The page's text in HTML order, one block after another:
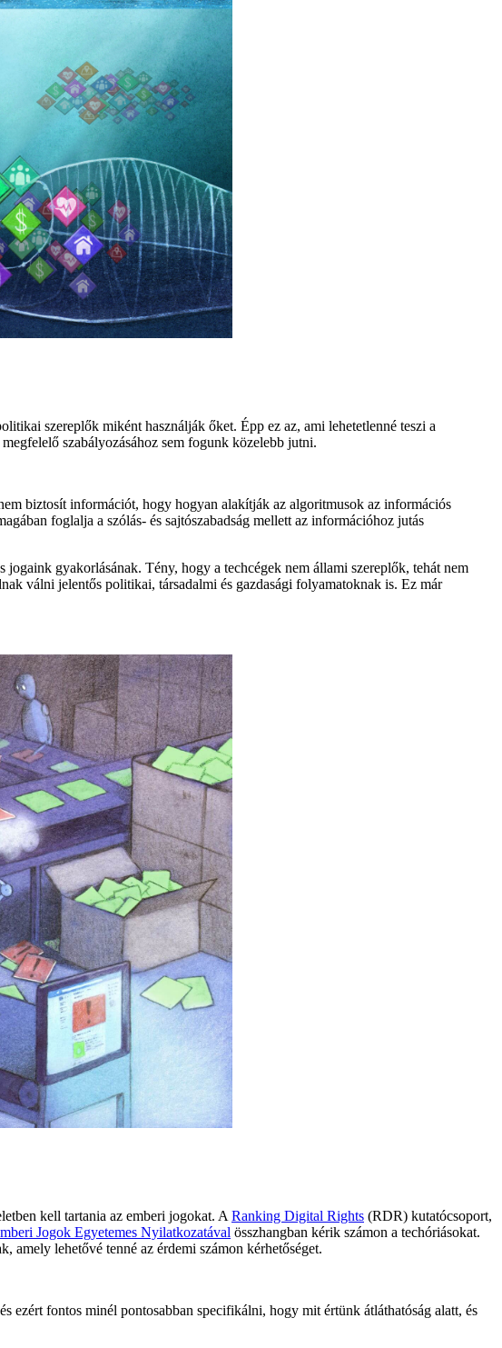
szereplők miként használják őket. Épp ez az, ami lehetetlenné teszi a
szabályozásához sem fogunk közelebb jutni.
biztosít információt, hogy hogyan alakítják az algoritmusok az információs
foglalja a szólás- és sajtószabadság mellett az információhoz jutás
jogaink gyakorlásának. Tény, hogy a techcégek nem állami szereplők, tehát nem
válni jelentős politikai, társadalmi és gazdasági folyamatoknak is. Ez már
kell tartania az emberi jogokat. A Ranking Digital Rights (RDR) kutatócsoport,
Jogok Egyetemes Nyilatkozatával összhangban kérik számon a techóriásokat.
amely lehetővé tenné az érdemi számon kérhetőséget.
ezért fontos minél pontosabban specifikálni, hogy mit értünk átláthatóság alatt, és